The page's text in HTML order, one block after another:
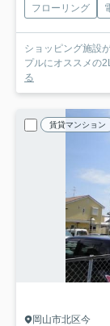
フローリング
ショッピング施設
プルにオススメの
る
賃貸マンション
岡山市北区今